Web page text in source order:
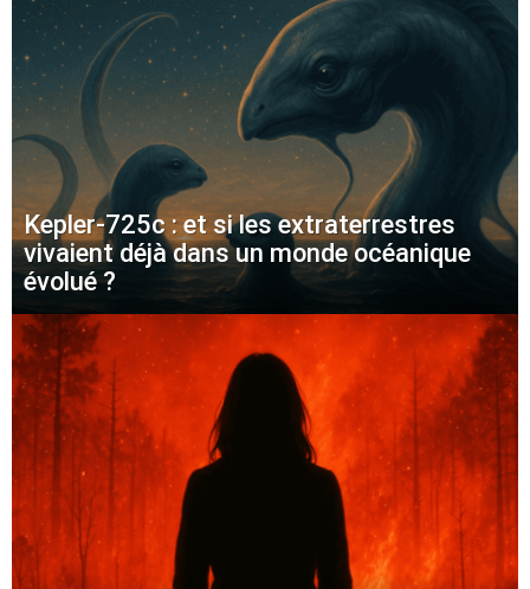
Kepler-725c : et si les extraterrestres
vivaient déjà dans un monde océanique
évolué ?